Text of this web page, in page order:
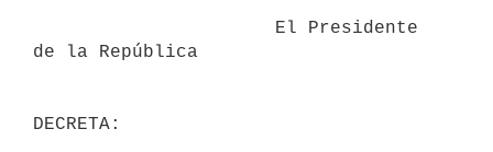
de la República